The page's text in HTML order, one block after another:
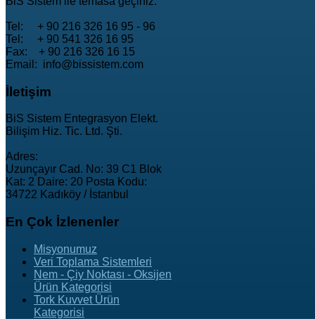
Tel: + 90 216 326 16 95 - 96
Tel: + 90 541 326 16 95
Fax: + 90 216 326 16 15
Email: info@bissistem.com
İletişim
BiS Sistem Entegrasyon Elekt.
Bilişim Hiz. Tic. Ltd. Şti.
Adres:
Uzunçayır Cad. No: 39 C1 Blok
Kat: 2 Daire: 20 Posta Kodu:
34722 Kadıköy / İstanbul
En Çok İzlenenler
Misyonumuz
Veri Toplama Sistemleri
Nem - Çiy Noktası - Oksijen
Ürün Kategorisi
Tork Kuvvet Ürün
Kategorisi